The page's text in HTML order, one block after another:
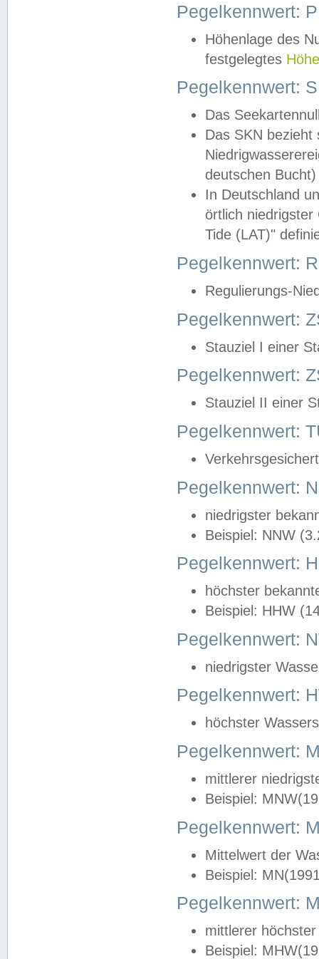
Pegelkennwert:
Höhenlage des
festgelegtes
Pegelkennwert:
Das
Das SKN
deutschen
In Deutschland
örtlich
Tide (LAT)"
Pegelkennwert:
Regulierungs-
Pegelkennwert:
Stauziel I einer
Pegelkennwert:
Stauziel II einer
Pegelkennwert:
Pegelkennwert:
niedrigster
Beispiel: NNW
Pegelkennwert:
höchster
Beispiel: HHW
Pegelkennwert:
niedrigster
Pegelkennwert:
höchster
Pegelkennwert:
mittlerer
Beispiel:
Pegelkennwert:
Mittelwert der
Beispiel:
Pegelkennwert:
mittlerer
Beispiel: